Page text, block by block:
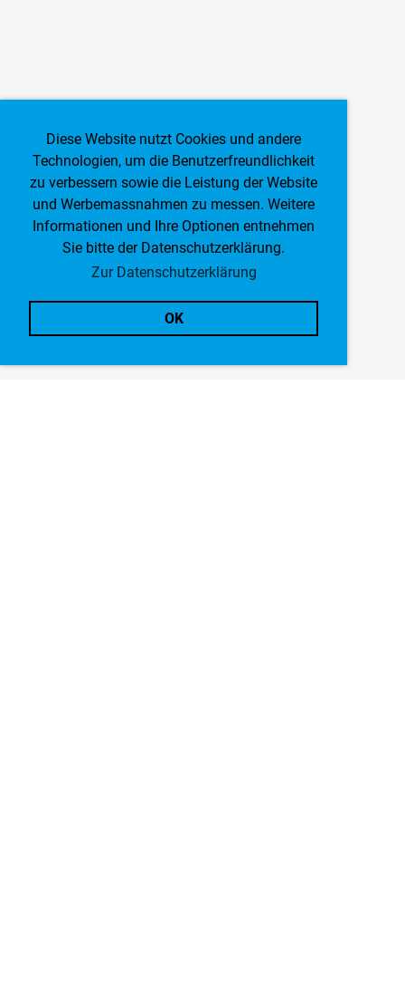
Diese Website nutzt Cookies und andere
Technologien, um die Benutzerfreundlichkeit
zu verbessern sowie die Leistung der Website
und Werbemassnahmen zu messen. Weitere
Informationen und Ihre Optionen entnehmen
Sie bitte der Datenschutzerklärung.
Zur Datenschutzerklärung
OK